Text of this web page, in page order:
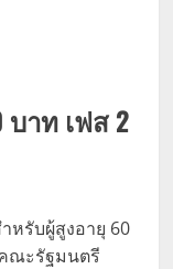
บาท เฟส 2
หรับผู้สูงอายุ 60
ณะรัฐมนตรี